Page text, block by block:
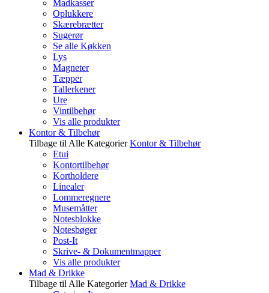
Madkasser
Oplukkere
Skærebrætter
Sugerør
Se alle Køkken
Lys
Magneter
Tæpper
Tallerkener
Ure
Vintilbehør
Vis alle produkter
Kontor & Tilbehør
Tilbage til Alle Kategorier Kontor & Tilbehør
Etui
Kontortilbehør
Kortholdere
Linealer
Lommeregnere
Musemåtter
Notesblokke
Notesbøger
Post-It
Skrive- & Dokumentmapper
Vis alle produkter
Mad & Drikke
Tilbage til Alle Kategorier Mad & Drikke